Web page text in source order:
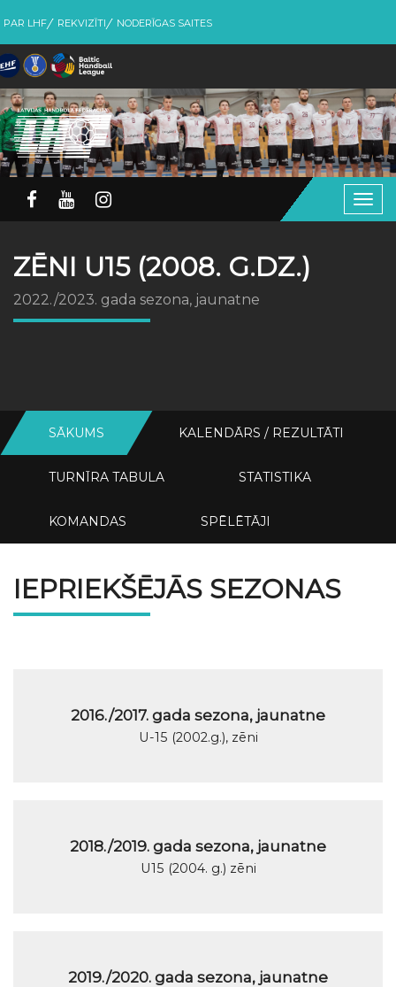
PAR LHF REKVIZĪTI NODERĪGAS SAITES
ZĒNI U15 (2008. G.DZ.)
2022./2023. gada sezona, jaunatne
SĀKUMS KALENDĀRS / REZULTĀTI
TURNĪRA TABULA STATISTIKA
KOMANDAS SPĒLĒTĀJI
IEPRIEKŠĒJĀS SEZONAS
2016./2017. gada sezona, jaunatne
U-15 (2002.g.), zēni
2018./2019. gada sezona, jaunatne
U15 (2004. g.) zēni
2019./2020. gada sezona, jaunatne